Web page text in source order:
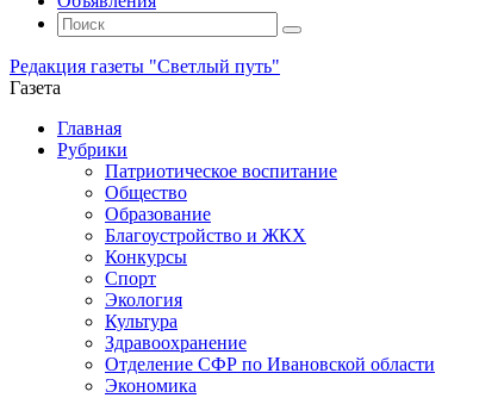
Поиск
Искать:
Поиск
Редакция газеты "Светлый путь"
Газета
Промотать
содержимому
Главная
Рубрики
Патриотическое воспитание
Общество
Образование
Благоустройство и ЖКХ
Конкурсы
Спорт
Экология
Культура
Здравоохранение
Отделение СФР по Ивановской области
Экономика